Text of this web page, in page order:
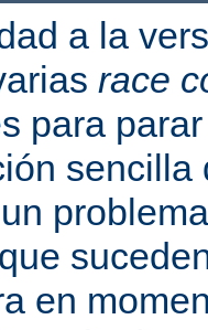
a la
race
para
sencilla
en